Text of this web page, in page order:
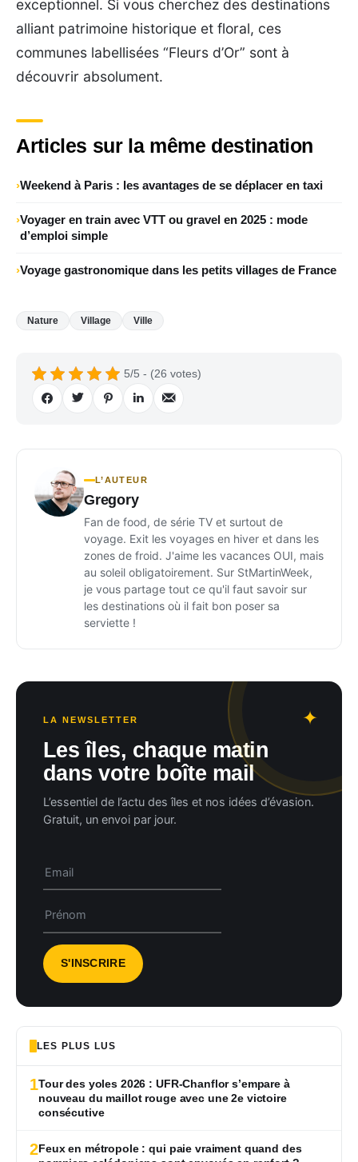
exceptionnel. Si vous cherchez des destinations
alliant patrimoine historique et floral, ces
communes labellisées “Fleurs d’Or” sont à
découvrir absolument.
Articles sur la même destination
Weekend à Paris : les avantages de se déplacer en taxi
Voyager en train avec VTT ou gravel en 2025 : mode
d’emploi simple
Voyage gastronomique dans les petits villages de France
Nature Village Ville
5/5 - (26 votes)
L’AUTEUR
Gregory
Fan de food, de série TV et surtout de
voyage. Exit les voyages en hiver et dans les
zones de froid. J'aime les vacances OUI, mais
au soleil obligatoirement. Sur StMartinWeek,
je vous partage tout ce qu'il faut savoir sur
les destinations où il fait bon poser sa
serviette !
LA NEWSLETTER
Les îles, chaque matin
dans votre boîte mail
L’essentiel de l’actu des îles et nos idées d’évasion.
Gratuit, un envoi par jour.
LES PLUS LUS
1Tour des yoles 2026 : UFR-Chanflor s’empare à
nouveau du maillot rouge avec une 2e victoire
consécutive
2Feux en métropole : qui paie vraiment quand des